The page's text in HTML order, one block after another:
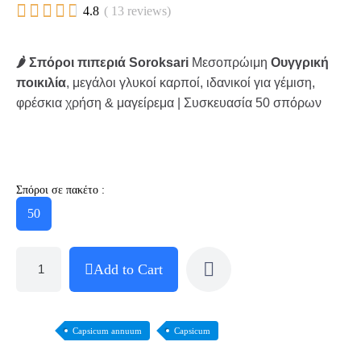
     4.8 ( 13 reviews)
🌶️ Σπόροι πιπεριά Soroksari Μεσοπρώιμη Ουγγρική
ποικιλία, μεγάλοι γλυκοί καρποί, ιδανικοί για γέμιση,
φρέσκια χρήση & μαγείρεμα | Συσκευασία 50 σπόρων
Σπόροι σε πακέτο :
50
Add to Cart
Capsicum annuum Capsicum